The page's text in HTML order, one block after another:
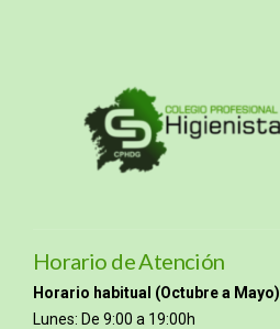
Horario de Atención
Horario habitual (Octubre a Mayo)
Lunes: De 9:00 a 19:00h